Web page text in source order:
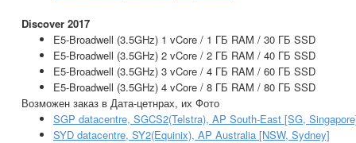
Discover 2017
E5-Broadwell (3.5GHz) 1 vCore / 1 ГБ RAM / 30 ГБ SSD
E5-Broadwell (3.5GHz) 2 vCore / 2 ГБ RAM / 40 ГБ SSD
E5-Broadwell (3.5GHz) 3 vCore / 4 ГБ RAM / 60 ГБ SSD
E5-Broadwell (3.5GHz) 4 vCore / 8 ГБ RAM / 80 ГБ SSD
Возможен заказ в Дата-цетнрах, их Фото
SGP datacentre, SGCS2(Telstra), AP South-East [SG,
SYD datacentre, SY2(Equinix), AP Australia [NSW, Sydney]